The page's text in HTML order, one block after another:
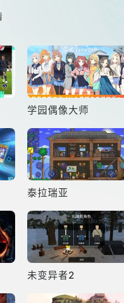
学园偶像大师
泰拉瑞亚
未变异者2